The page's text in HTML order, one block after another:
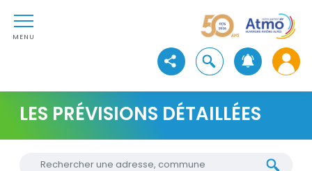
Aller au premier menu de navigation
Aller à la recherche
MENU
Atmo Auvergne-Rhône-
Voir les réseaux sociaux
Ouvrir la recherche
LES PRÉVISIONS DÉTAILLÉES
Chercher une nouvelle adresse